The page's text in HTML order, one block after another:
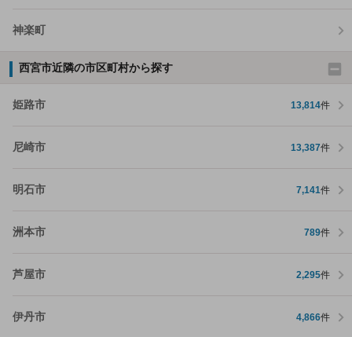
神楽町
西宮市近隣の市区町村から探す
姫路市 13,814件
尼崎市 13,387件
明石市 7,141件
洲本市 789件
芦屋市 2,295件
伊丹市 4,866件